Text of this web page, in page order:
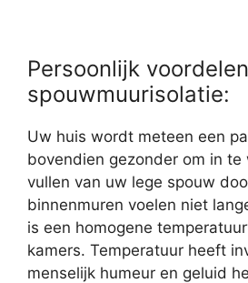
Persoonlijk voordelen
spouwmuurisolatie:
Uw huis wordt meteen een
bovendien gezonder om in te
vullen van uw lege spouw
binnenmuren voelen niet
is een homogene
kamers. Temperatuur heeft
menselijk humeur en geluid